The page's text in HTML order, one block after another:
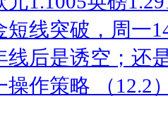
短线突破，周一
线后是诱空；还
作策略 （12.2